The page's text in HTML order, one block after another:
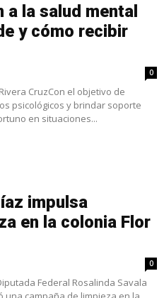
la salud mental
y cómo recibir
0
CruzCon el objetivo de
psicológicos y brindar soporte
en situaciones...
impulsa
en la colonia Flor
0
Federal Rosalinda Savala